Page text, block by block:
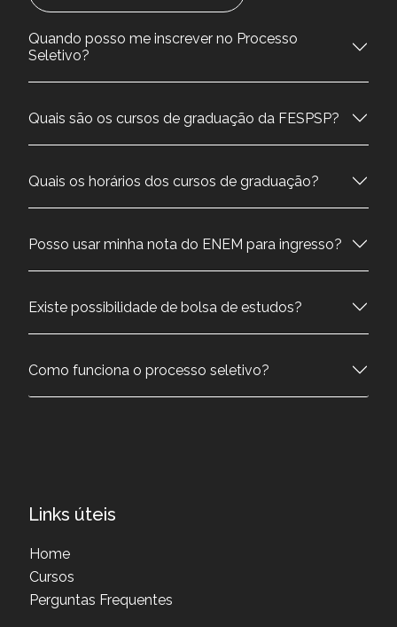
Quando posso me inscrever no Processo
Seletivo?
Quais são os cursos de graduação da FESPSP?
Quais os horários dos cursos de graduação?
Posso usar minha nota do ENEM para ingresso?
Existe possibilidade de bolsa de estudos?
Como funciona o processo seletivo?
Links úteis
Home
Cursos
Perguntas Frequentes